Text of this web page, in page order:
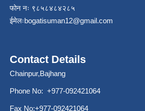
फोन नः ९८५८४८४२८५
ईमेलःbogatisuman12@gmail.com
Contact Details
Chainpur,Bajhang
Phone No: +977-092421064
Fax No:+977-092421064